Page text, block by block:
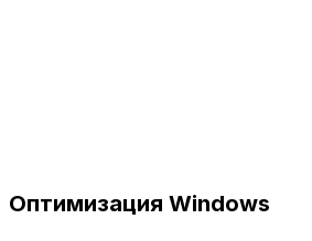
Оптимизация Windows